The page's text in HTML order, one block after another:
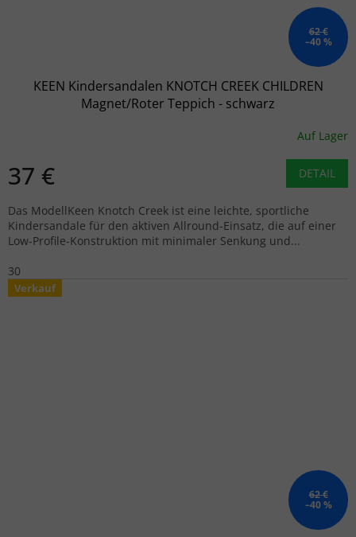
62 €
–40 %
KEEN Kindersandalen KNOTCH CREEK CHILDREN
Magnet/Roter Teppich - schwarz
Auf Lager
37 € DETAIL
Das ModellKeen Knotch Creek ist eine leichte, sportliche
Kindersandale für den aktiven Allround-Einsatz, die auf einer
Low-Profile-Konstruktion mit minimaler Senkung und...
30
Verkauf
62 €
–40 %